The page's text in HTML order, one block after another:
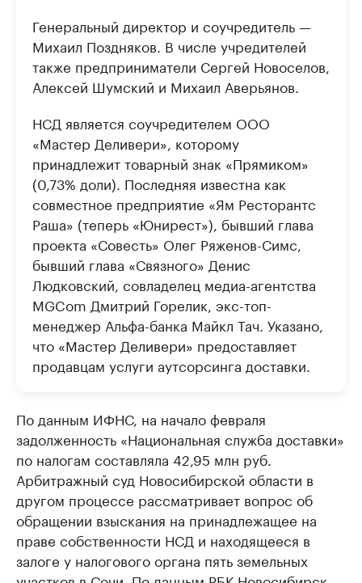
Генеральный директор и соучредитель —
Михаил Поздняков. В числе учредителей
также предприниматели Сергей Новоселов,
Алексей Шумский и Михаил Аверьянов.
НСД является соучредителем ООО
«Мастер Деливери», которому
принадлежит товарный знак «Прямиком»
(0,73% доли). Последняя известна как
совместное предприятие «Ям Ресторантс
Раша» (теперь «Юнирест»), бывший глава
проекта «Совесть» Олег Ряженов-Симс,
бывший глава «Связного» Денис
Людковский, совладелец медиа-агентства
MGCom Дмитрий Горелик, экс-топ-
менеджер Альфа-банка Майкл Тач. Указано,
что «Мастер Деливери» предоставляет
продавцам услуги аутсорсинга доставки.
По данным ИФНС, на начало февраля
задолженность «Национальная служба доставки»
по налогам составляла 42,95 млн руб.
Арбитражный суд Новосибирской области в
другом процессе рассматривает вопрос об
обращении взыскания на принадлежащее на
праве собственности НСД и находящееся в
залоге у налогового органа пять земельных